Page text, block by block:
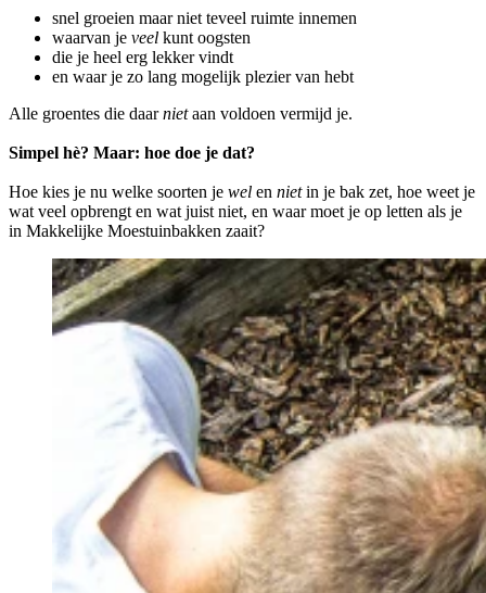
snel groeien maar niet teveel ruimte innemen
waarvan je veel kunt oogsten
die je heel erg lekker vindt
en waar je zo lang mogelijk plezier van hebt
Alle groentes die daarnietaan voldoen vermijd je.
Simpel hè? Maar: hoe doe je dat?
Hoe kies je nu welke soorten je wel en nietin je bak zet, hoe weet je
wat veel opbrengt en wat juist niet, en waar moet je op letten als je
in Makkelijke Moestuinbakken zaait?